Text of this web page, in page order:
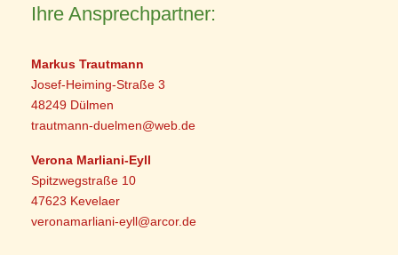
Ihre Ansprechpartner:
Markus Trautmann
Josef-Heiming-Straße 3
48249 Dülmen
trautmann-duelmen@web.de
Verona Marliani-Eyll
Spitzwegstraße 10
47623 Kevelaer
veronamarliani-eyll@arcor.de